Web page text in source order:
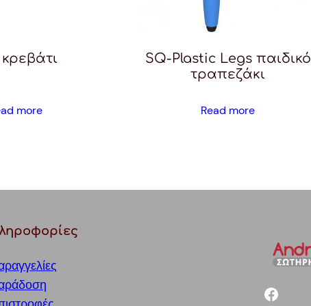
κρεβάτι
more
SQ-Plastic Legs παιδικό
τραπεζάκι
Read more
facebook